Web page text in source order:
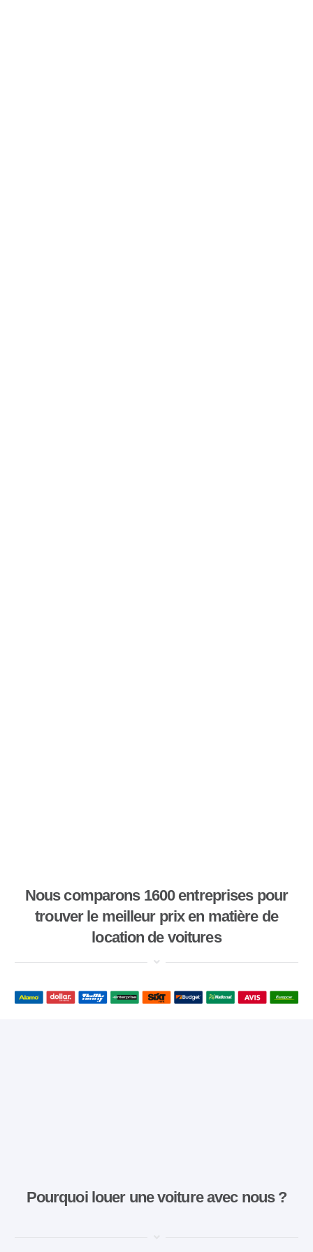
Nous comparons 1600 entreprises pour
trouver le meilleur prix en matière de
location de voitures
Pourquoi louer une voiture avec nous ?